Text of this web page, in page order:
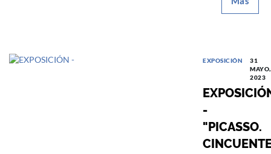
EXPOSICIÓN
31
MAYO,
2023
-
"PICASSO.